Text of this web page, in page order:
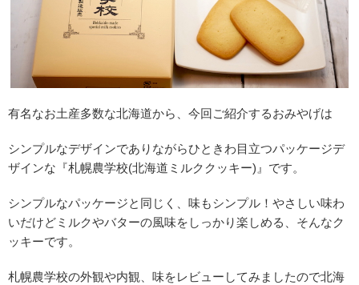
有名なお土産多数な北海道から、今回ご紹介するおみやげは
シンプルなデザインでありながらひときわ目立つパッケージデ
ザインな『札幌農学校(北海道ミルククッキー)』です。
シンプルなパッケージと同じく、味もシンプル！やさしい味わ
いだけどミルクやバターの風味をしっかり楽しめる、そんなク
ッキーです。
札幌農学校の外観や内観、味をレビューしてみましたので北海